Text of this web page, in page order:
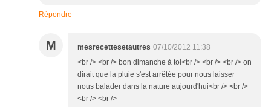
Répondre
M mesrecettesetautres 07/10/2012 11:38
<br /> <br /> bon dimanche à toi<br /> <br /> <br /> on
dirait que la pluie s'est arrêtée pour nous laisser
nous balader dans la nature aujourd'hui<br /> <br />
<br /> <br />